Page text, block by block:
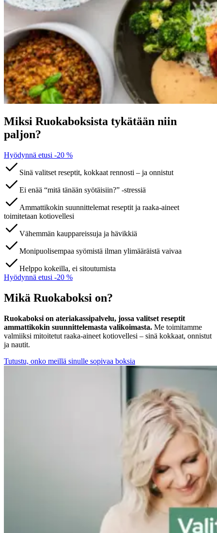
Miksi Ruokaboksista tykätään niin
paljon?
Hyödynnä etusi -20 %
Sinä valitset reseptit, kokkaat rennosti – ja onnistut
Ei enää “mitä tänään syötäisiin?” -stressiä
Ammattikokin suunnittelemat reseptit ja raaka-aineet
toimitetaan kotiovellesi
Vähemmän kauppareissuja ja hävikkiä
Monipuolisempaa syömistä ilman ylimääräistä vaivaa
Helppo kokeilla, ei sitoutumista
Hyödynnä etusi -20 %
Mikä Ruokaboksi on?
Ruokaboksi on ateriakassipalvelu, jossa valitset reseptit
ammattikokin suunnittelemasta valikoimasta. Me toimitamme
valmiiksi mitoitetut raaka-aineet kotiovellesi – sinä kokkaat, onnistut
ja nautit.
Tutustu, onko meillä sinulle sopivaa boksia